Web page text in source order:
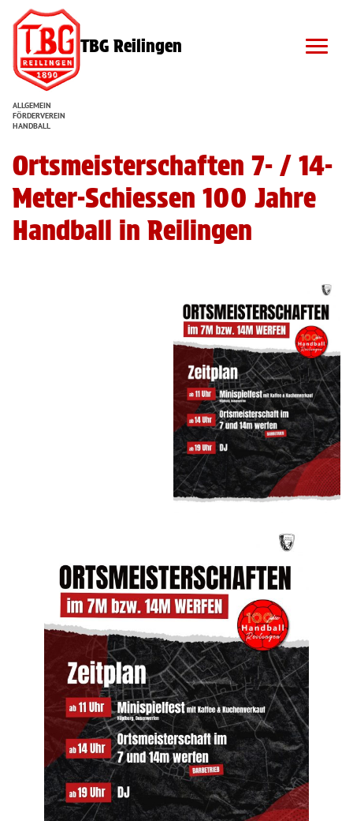
TBG Reilingen
ALLGEMEIN
FÖRDERVEREIN
HANDBALL
Ortsmeisterschaften 7- / 14-
Meter-Schiessen 100 Jahre
Handball in Reilingen